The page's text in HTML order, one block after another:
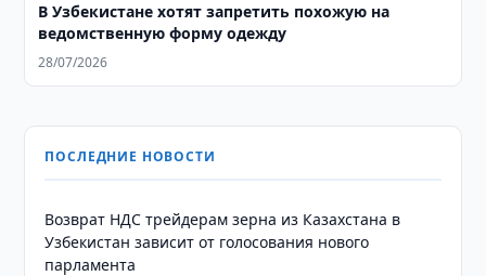
В Узбекистане хотят запретить похожую на
ведомственную форму одежду
28/07/2026
ПОСЛЕДНИЕ НОВОСТИ
Возврат НДС трейдерам зерна из Казахстана в
Узбекистан зависит от голосования нового
парламента